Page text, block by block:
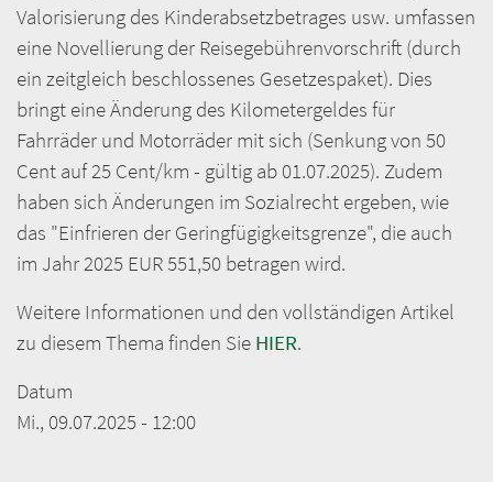
Valorisierung des Kinderabsetzbetrages usw. umfassen
eine Novellierung der Reisegebührenvorschrift (durch
ein zeitgleich beschlossenes Gesetzespaket). Dies
bringt eine Änderung des Kilometergeldes für
Fahrräder und Motorräder mit sich (Senkung von 50
Cent auf 25 Cent/km - gültig ab 01.07.2025). Zudem
haben sich Änderungen im Sozialrecht ergeben, wie
das "Einfrieren der Geringfügigkeitsgrenze", die auch
im Jahr 2025 EUR 551,50 betragen wird.
Weitere Informationen und den vollständigen Artikel
zu diesem Thema finden Sie HIER.
Datum
Mi., 09.07.2025 - 12:00